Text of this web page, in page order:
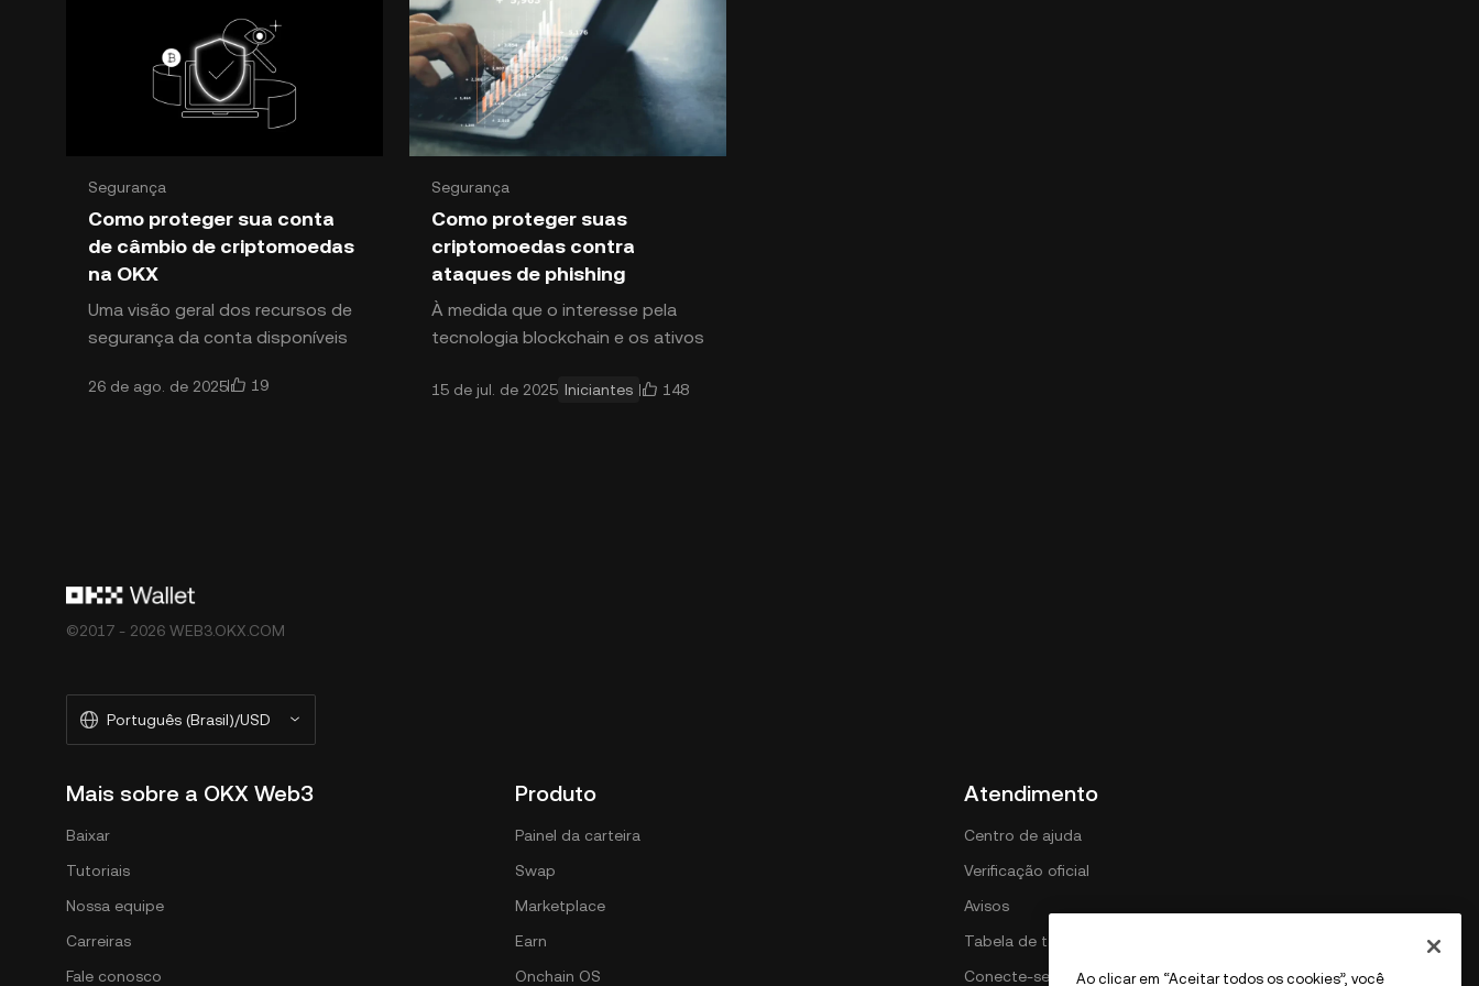
Segurança
Como proteger sua conta
de câmbio de criptomoedas
na OKX
Uma visão geral dos recursos de
segurança da conta disponíveis
segurança dos fundos e ativos
26 de ago. de 2025 19
Segurança
Como proteger suas
criptomoedas contra
ataques de phishing
À medida que o interesse pela
tecnologia blockchain e os ativos
ameaça de ataques cibernéticos.
15 de jul. de 2025 Iniciantes 148
©2017 - 2026 WEB3.OKX.COM
Português (Brasil)/USD
Mais sobre a OKX Web3
Baixar
Tutoriais
Nossa equipe
Carreiras
Fale conosco
Produto
Painel da carteira
Swap
Marketplace
Earn
Onchain OS
Atendimento
Centro de ajuda
Verificação oficial
Avisos
Tabela de tarifas DEX
Conecte-se com a OKXAo clicar em “Aceitar todos os cookies”, você